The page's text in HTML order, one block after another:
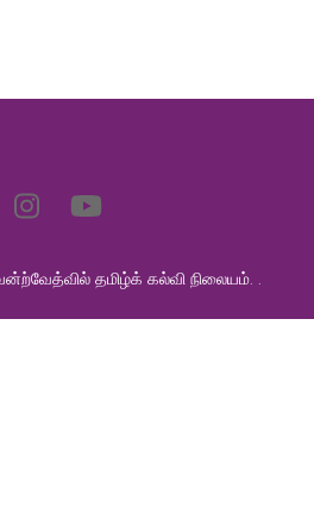
தமிழ்க் கல்வி நிலையம். .